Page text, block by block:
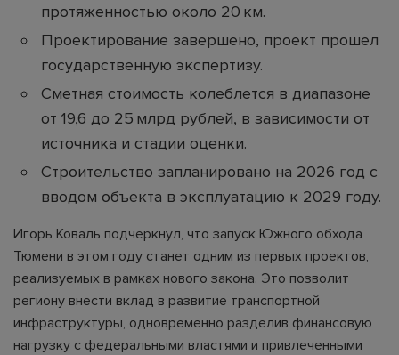
протяженностью около 20 км.
Проектирование завершено, проект прошел
государственную экспертизу.
Сметная стоимость колеблется в диапазоне
от 19,6 до 25 млрд рублей, в зависимости от
источника и стадии оценки.
Строительство запланировано на 2026 год с
вводом объекта в эксплуатацию к 2029 году.
Игорь Коваль подчеркнул, что запуск Южного обхода
Тюмени в этом году станет одним из первых проектов,
реализуемых в рамках нового закона. Это позволит
региону внести вклад в развитие транспортной
инфраструктуры, одновременно разделив финансовую
нагрузку с федеральными властями и привлеченными